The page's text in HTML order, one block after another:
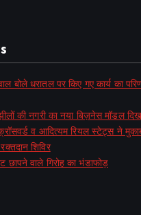
बोले धरातल पर किए गए कार्य का
की नगरी का नया बिज़नेस मॉडल
व आदित्यम रियल स्टेट्स ने
शिविर
छापने वाले गिरोह का भंडाफोड़